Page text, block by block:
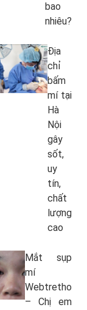
bao
nhiêu?
Địa
chỉ
bấm
mí tại
Hà
Nội
gây
sốt,
uy
tín,
chất
lượng
cao
Mắt sụp
mí
Webtretho
– Chị em